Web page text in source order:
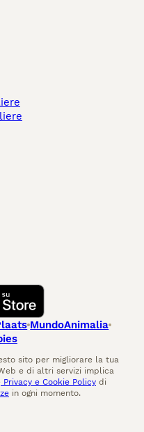
MundoAnimalia
sito per migliorare la tua
e di altri servizi implica
Privacy e Cookie Policy di
in ogni momento.